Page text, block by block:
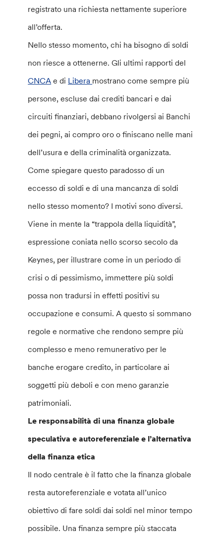
registrato una richiesta nettamente superiore
all’offerta.
Nello stesso momento, chi ha bisogno di soldi
non riesce a ottenerne. Gli ultimi rapporti del
CNCA e di Libera mostrano come sempre più
persone, escluse dai crediti bancari e dai
circuiti finanziari, debbano rivolgersi ai Banchi
dei pegni, ai compro oro o finiscano nelle mani
dell’usura e della criminalità organizzata.
Come spiegare questo paradosso di un
eccesso di soldi e di una mancanza di soldi
nello stesso momento? I motivi sono diversi.
Viene in mente la “trappola della liquidità”,
espressione coniata nello scorso secolo da
Keynes, per illustrare come in un periodo di
crisi o di pessimismo, immettere più soldi
possa non tradursi in effetti positivi su
occupazione e consumi. A questo si sommano
regole e normative che rendono sempre più
complesso e meno remunerativo per le
banche erogare credito, in particolare ai
soggetti più deboli e con meno garanzie
patrimoniali.
Le responsabilità di una finanza globale
speculativa e autoreferenziale e l’alternativa
della finanza etica
Il nodo centrale è il fatto che la finanza globale
resta autoreferenziale e votata all’unico
obiettivo di fare soldi dai soldi nel minor tempo
possibile. Una finanza sempre più staccata